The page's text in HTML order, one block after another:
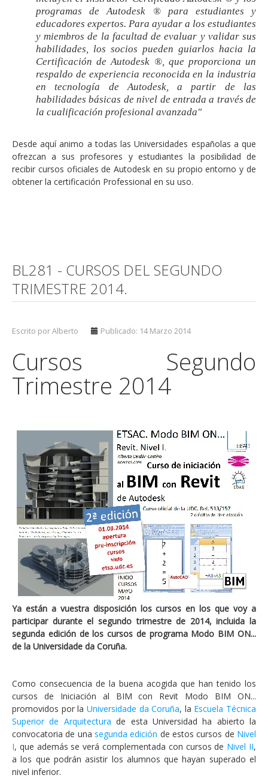
programas de Autodesk ® para estudiantes y
educadores expertos. Para ayudar a los estudiantes
y miembros de la facultad de evaluar y validar sus
habilidades, los socios pueden guiarlos hacia la
Certificación de Autodesk ®, que proporciona un
respaldo de experiencia reconocida en la industria
en tecnología de Autodesk, a partir de las
habilidades básicas de nivel de entrada a través de
la cualificación profesional avanzada"
Desde aquí animo a todas las Universidades españolas a que
ofrezcan a sus profesores y estudiantes la posibilidad de
recibir cursos oficiales de Autodesk en su propio entorno y de
obtener la certificación Professional en su uso.
BL281 - CURSOS DEL SEGUNDO
TRIMESTRE 2014.
Escrito por Alberto Publicado: 14 Marzo 2014
Cursos Segundo
Trimestre 2014
Ya están a vuestra disposición los cursos en los que voy a
participar durante el segundo trimestre de 2014, incluida la
segunda edición de los cursos de programa Modo BIM ON...
de la Universidade da Coruña.
Como consecuencia de la buena acogida que han tenido los
cursos de Iniciación al BIM con Revit Modo BIM ON...
promovidos por la Universidade da Coruña, la Escuela Técnica
Superior de Arquitectura de esta Universidad ha abierto la
convocatoria de una segunda edición de estos cursos de Nivel
I, que además se verá complementada con cursos de Nivel II,
a los que podrán asistir los alumnos que hayan superado el
nivel inferior.